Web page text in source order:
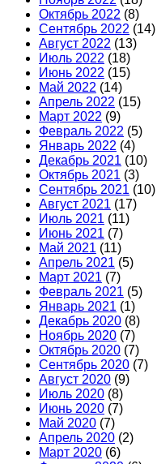
Октябрь 2022 (8)
Сентябрь 2022 (14)
Август 2022 (13)
Июль 2022 (18)
Июнь 2022 (15)
Май 2022 (14)
Апрель 2022 (15)
Март 2022 (9)
Февраль 2022 (5)
Январь 2022 (4)
Декабрь 2021 (10)
Октябрь 2021 (3)
Сентябрь 2021 (10)
Август 2021 (17)
Июль 2021 (11)
Июнь 2021 (7)
Май 2021 (11)
Апрель 2021 (5)
Март 2021 (7)
Февраль 2021 (5)
Январь 2021 (1)
Декабрь 2020 (8)
Ноябрь 2020 (7)
Октябрь 2020 (7)
Сентябрь 2020 (7)
Август 2020 (9)
Июль 2020 (8)
Июнь 2020 (7)
Май 2020 (7)
Апрель 2020 (2)
Март 2020 (6)